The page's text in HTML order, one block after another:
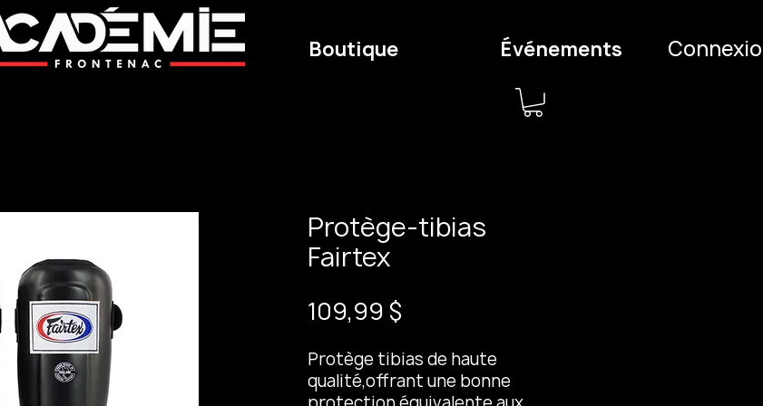
Boutique Événements
Protège-tibias
Fairtex
109,99 $
Protège tibias de haute
qualité,offrant une bonne